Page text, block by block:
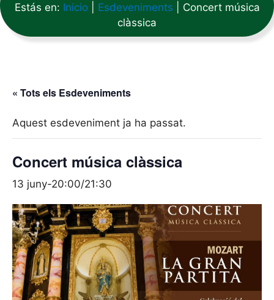
Estás en: Inicio| Esdeveniments
Concert música
clàssica
« Tots els Esdeveniments
Aquest esdeveniment ja ha passat.
Concert música clàssica
13 juny-20:00/21:30